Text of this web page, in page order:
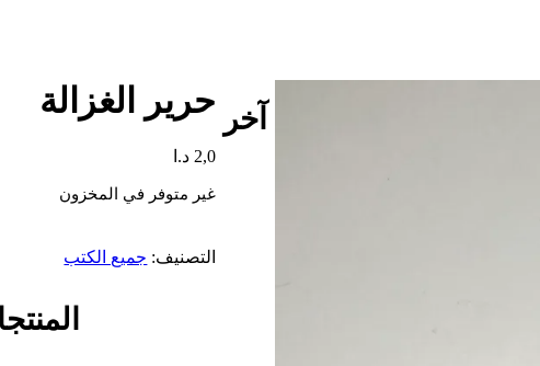
حرير الغزالة
2,0 د.ا
غير متوفر في المخزون
التصنيف: جميع الكتب
آخر